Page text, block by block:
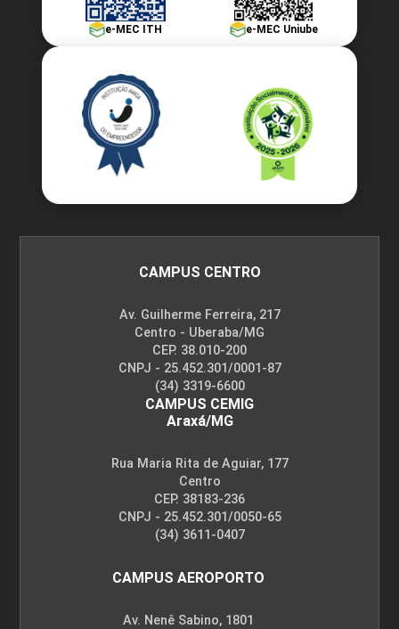
e-MEC ITH e-MEC Uniube
CAMPUS CENTRO
Av. Guilherme Ferreira, 217
Centro - Uberaba/MG
CEP. 38.010-200
CNPJ - 25.452.301/0001-87
(34) 3319-6600
CAMPUS CEMIG
Araxá/MG
Rua Maria Rita de Aguiar, 177
Centro
CEP. 38183-236
CNPJ - 25.452.301/0050-65
(34) 3611-0407
CAMPUS AEROPORTO
Av. Nenê Sabino, 1801